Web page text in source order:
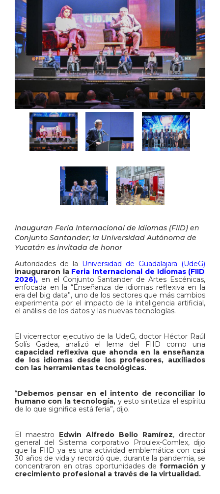
Inauguran Feria Internacional de Idiomas (FIID) en
Conjunto Santander; la Universidad Autónoma de
Yucatán es invitada de honor
Autoridades de la Universidad de Guadalajara (UdeG)
inauguraron la Feria Internacional de Idiomas (FIID
2026), en el Conjunto Santander de Artes Escénicas,
enfocada en la “Enseñanza de idiomas reflexiva en la
era del big data”, uno de los sectores que más cambios
experimenta por el impacto de la inteligencia artificial,
el análisis de los datos y las nuevas tecnologías.
El vicerrector ejecutivo de la UdeG, doctor Héctor Raúl
Solís Gadea, analizó el lema del FIID como una
capacidad reflexiva que ahonda en la enseñanza
de los idiomas desde los profesores, auxiliados
con las herramientas tecnológicas.
“Debemos pensar en el intento de reconciliar lo
humano con la tecnología, y esto sintetiza el espíritu
de lo que significa está feria”, dijo.
El maestro Edwin Alfredo Bello Ramírez, director
general del Sistema corporativo Proulex-Comlex, dijo
que la FIID ya es una actividad emblemática con casi
30 años de vida y recordó que, durante la pandemia, se
concentraron en otras oportunidades de formación y
crecimiento profesional a través de la virtualidad.